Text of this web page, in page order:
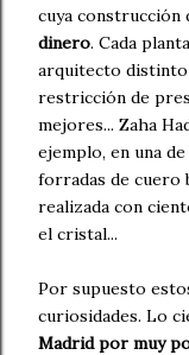
cuya construcción
dinero. Cada
arquitecto distinto
restricción de
mejores... Zaha
ejemplo, en una
forradas de cuero
realizada con
el cristal...
Por supuesto
curiosidades. Lo
Madrid por muy